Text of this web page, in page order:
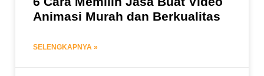
Animasi Murah dan Berkualitas
SELENGKAPNYA »